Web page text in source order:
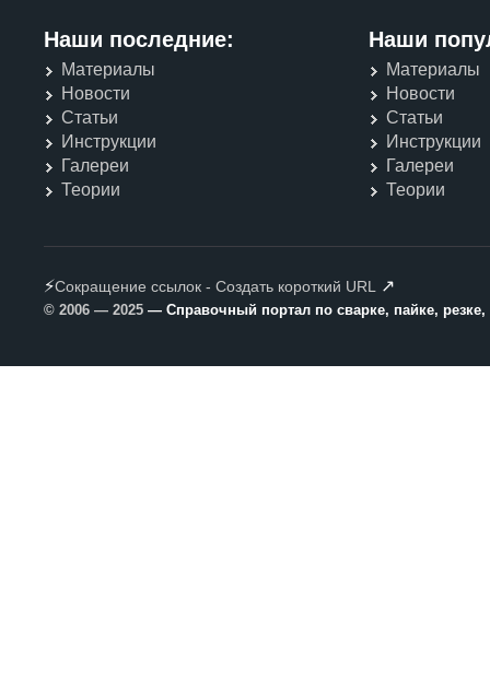
Наши последние:
Материалы
Новости
Статьи
Инструкции
Галереи
Теории
Наши
Материалы
Новости
Статьи
Инструкции
Галереи
Теории
⚡Сокращение ссылок - Создать короткий URL ↗
© 2006 — 2025 — Справочный портал по сварке, пайке,